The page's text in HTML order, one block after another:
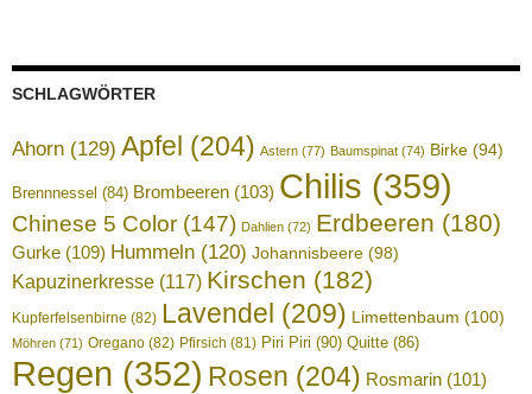
SCHLAGWÖRTER
Ahorn (129) Apfel (204) Astern (77) Baumspinat (74) Birke (94)
Brennnessel (84) Brombeeren (103) Chilis (359)
Chinese 5 Color (147) Dahlien (72) Erdbeeren (180)
Gurke (109) Hummeln (120) Johannisbeere (98)
Kapuzinerkresse (117) Kirschen (182)
Kupferfelsenbirne (82) Lavendel (209) Limettenbaum (100)
Möhren (71) Oregano (82) Pfirsich (81) Piri Piri (90) Quitte (86)
Regen (352) Rosen (204) Rosmarin (101)